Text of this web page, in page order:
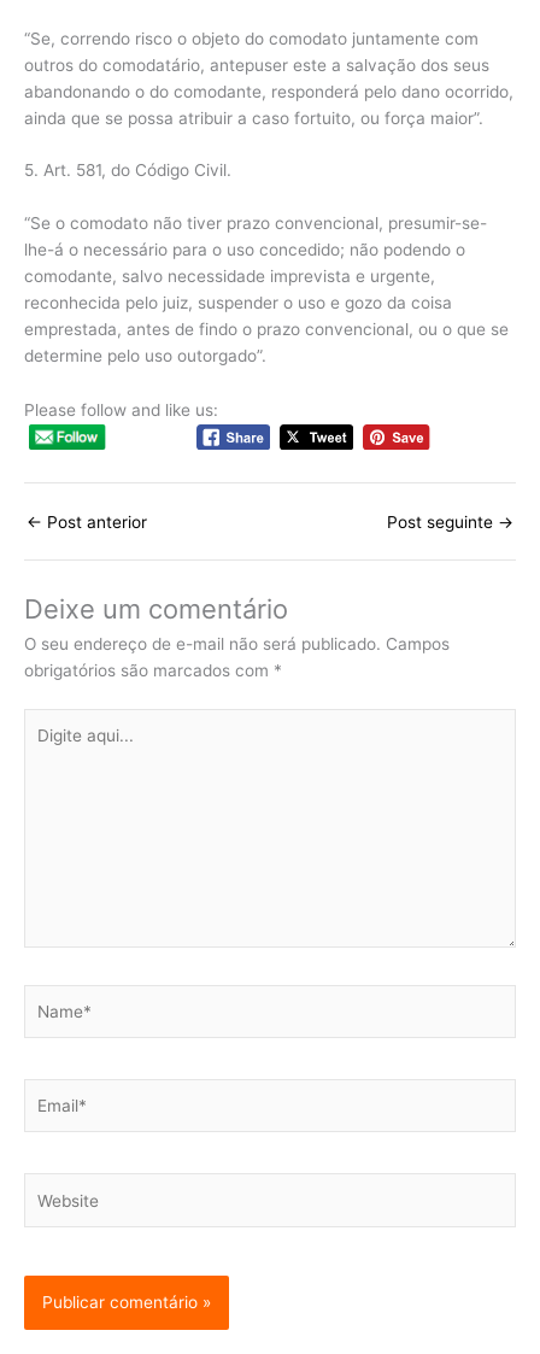
“Se, correndo risco o objeto do comodato juntamente com
outros do comodatário, antepuser este a salvação dos seus
abandonando o do comodante, responderá pelo dano ocorrido,
ainda que se possa atribuir a caso fortuito, ou força maior”.
5. Art. 581, do Código Civil.
“Se o comodato não tiver prazo convencional, presumir-se-
lhe-á o necessário para o uso concedido; não podendo o
comodante, salvo necessidade imprevista e urgente,
reconhecida pelo juiz, suspender o uso e gozo da coisa
emprestada, antes de findo o prazo convencional, ou o que se
determine pelo uso outorgado”.
Please follow and like us:
← Post anterior Post seguinte →
Deixe um comentário
O seu endereço de e-mail não será publicado. Campos
obrigatórios são marcados com *
aqui...